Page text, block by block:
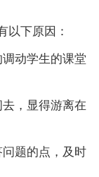
以下原因：
动学生的课堂
，显得游离在
题的点，及时